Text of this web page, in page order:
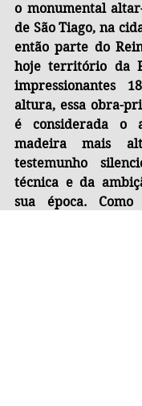
o monumental
de São Tiago, na
então parte do
hoje território da
impressionantes
altura, essa obra-
é considerada o
madeira mais
testemunho
técnica e da
sua época.